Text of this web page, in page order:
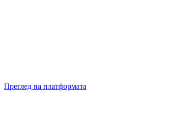
Преглед на платформата